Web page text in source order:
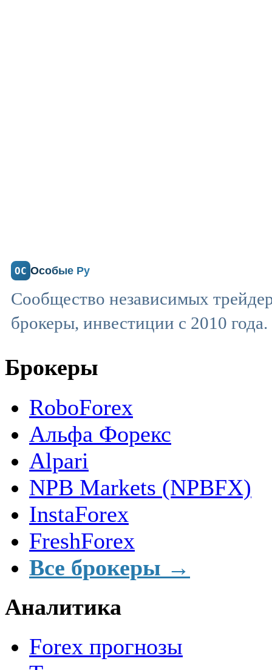
ОС Особые Ру
Сообщество независимых
брокеры, инвестиции с 2010 года.
Брокеры
RoboForex
Альфа Форекс
Alpari
NPB Markets (NPBFX)
InstaForex
FreshForex
Все брокеры →
Аналитика
Forex прогнозы